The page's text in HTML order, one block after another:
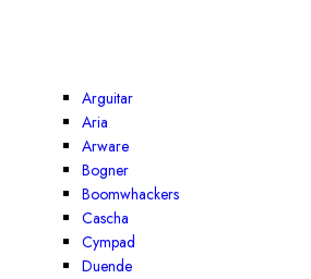
Arguitar
Aria
Arware
Bogner
Boomwhackers
Cascha
Cympad
Duende